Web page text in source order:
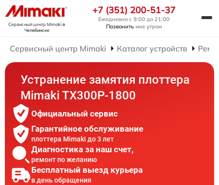
Сервисный центр Mimakiв
Челябинске
+7 (351) 200-51-37
Ежедневно с 9:00 до 21:00
Позвонить мне утром
Сервисный центр Mimaki Каталог устройств
Устранение замятия плоттера
Mimaki TX300P-1800
Официальный сервис
Гарантийное обслуживание
плоттера Mimaki до 3 лет
Диагностика за наш счет,
ремонт по желанию
Бесплатный выезд курьера
в день обращения